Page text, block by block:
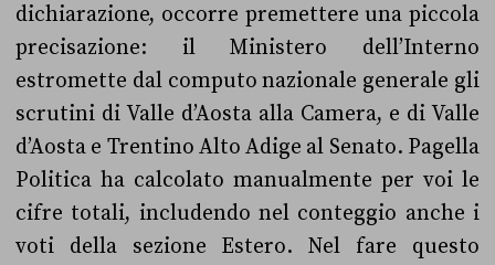
dichiarazione, occorre premettere una piccola
precisazione: il Ministero dell’Interno
estromette dal computo nazionale generale gli
scrutini di Valle d’Aosta alla Camera, e di Valle
d’Aosta e Trentino Alto Adige al Senato. Pagella
Politica ha calcolato manualmente per voi le
cifre totali, includendo nel conteggio anche i
voti della sezione Estero. Nel fare questo